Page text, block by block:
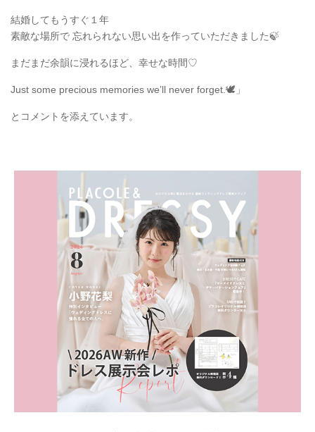
結婚してもうすぐ１年
素敵な場所で 忘れられない思い出を作っていただきました🍃
まだまだ余韻に浸れるほど、幸せな時間♡
Just some precious memories we’ll never forget.🕊️」
とコメントを添えています。